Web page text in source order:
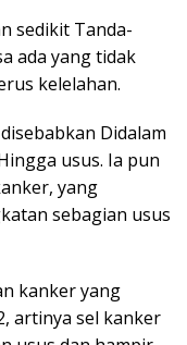
sedikit Tanda-
ada yang tidak
kelelahan.
Didalam
usus. Ia pun
yang
sebagian usus
kanker yang
artinya sel kanker